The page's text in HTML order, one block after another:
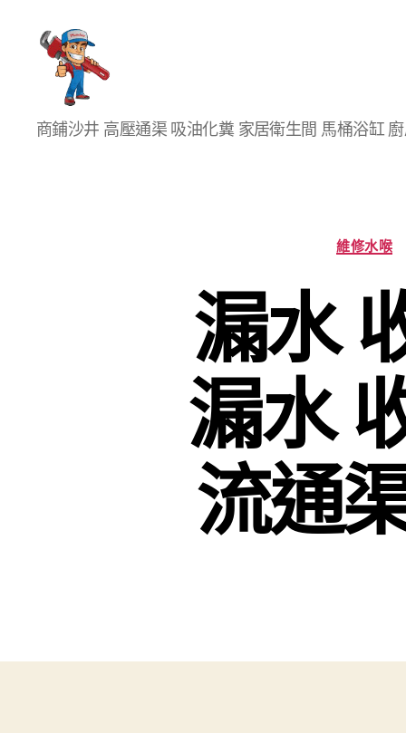
香
港
商鋪沙井 高壓通渠 吸油化糞 家居衛生間 馬桶浴缸
維修水喉
漏水
漏水
流通